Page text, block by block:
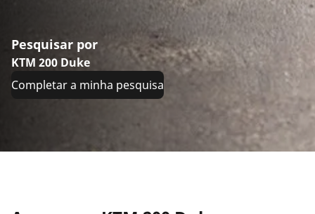
Pesquisar por
KTM 200 Duke
Completar a minha pesquisa